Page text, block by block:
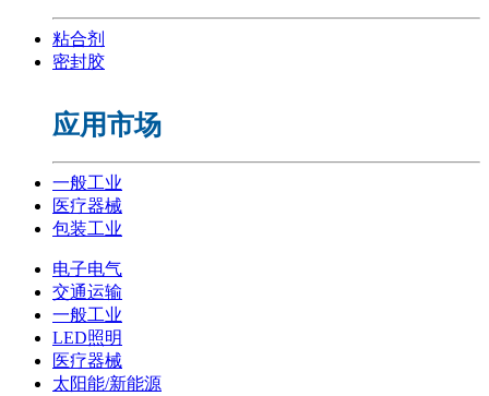
粘合剂
密封胶
应用市场
一般工业
医疗器械
包装工业
电子电气
交通运输
一般工业
LED照明
医疗器械
太阳能/新能源